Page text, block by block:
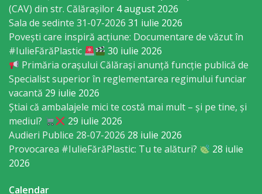
Muzeul
de
Istorie
şi
Etnografie
„Dumitru
Scvorțov-
(CAV) din str. Călărașilor 4 august 2026
Sala de sedinte 31-07-2026 31 iulie 2026
Povești care inspiră acțiune: Documentare de văzut în
#IulieFărăPlastic
30 iulie 2026
Primăria orașului Călărași anunță funcție publică de
Specialist superior în reglementarea regimului funciar
vacantă 29 iulie 2026
Știai că ambalajele mici te costă mai mult – și pe tine, și
mediul?
29 iulie 2026
Audieri Publice 28-07-2026 28 iulie 2026
Provocarea #IulieFărăPlastic: Tu te alături?
28 iulie
2026
Calendar